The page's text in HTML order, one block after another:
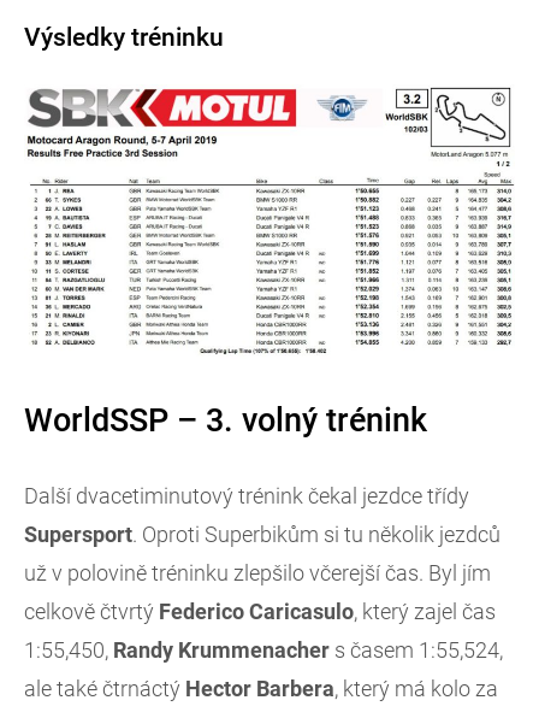
Výsledky tréninku
WorldSSP – 3. volný trénink
Další dvacetiminutový trénink čekal jezdce třídy
Supersport. Oproti Superbikům si tu několik jezdců
už v polovině tréninku zlepšilo včerejší čas. Byl jím
celkově čtvrtý Federico Caricasulo, který zajel čas
1:55,450, Randy Krummenacher s časem 1:55,524,
ale také čtrnáctý Hector Barbera, který má kolo za